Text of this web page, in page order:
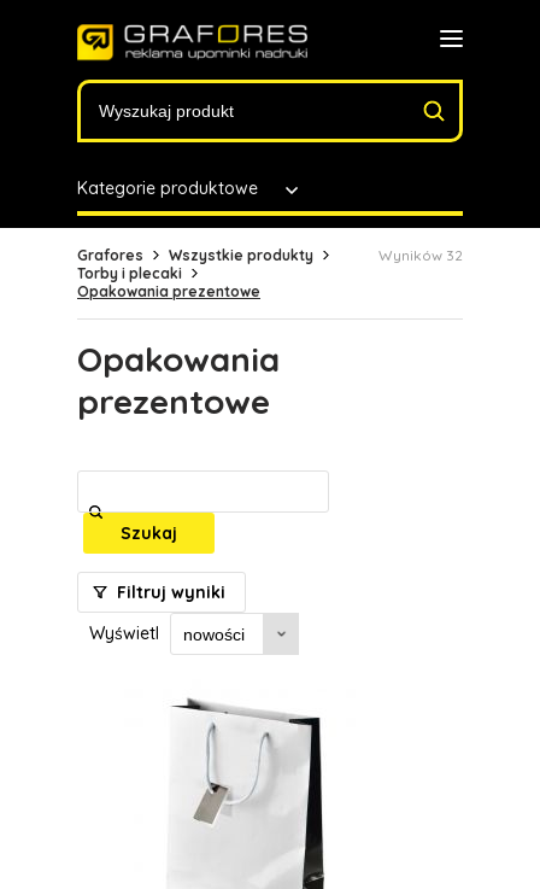
Kategorie produktowe
Grafores
Wszystkie produkty
Torby i plecaki
Opakowania prezentowe
Wyników 32
Opakowania
prezentowe
Szukaj
Filtruj wyniki
Wyświetl